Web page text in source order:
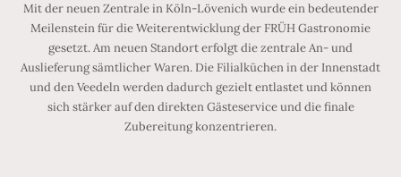
Mit der neuen Zentrale in Köln-Lövenich wurde ein bedeutender
Meilenstein für die Weiterentwicklung der FRÜH Gastronomie
gesetzt. Am neuen Standort erfolgt die zentrale An- und
Auslieferung sämtlicher Waren. Die Filialküchen in der Innenstadt
und den Veedeln werden dadurch gezielt entlastet und können
sich stärker auf den direkten Gästeservice und die finale
Zubereitung konzentrieren.